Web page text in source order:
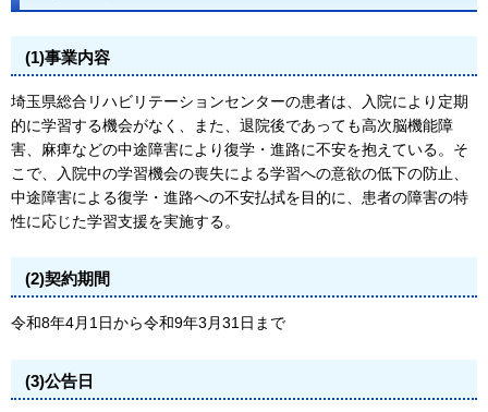
(1)事業内容
埼玉県総合リハビリテーションセンターの患者は、入院により定期
的に学習する機会がなく、また、退院後であっても高次脳機能障
害、麻痺などの中途障害により復学・進路に不安を抱えている。そ
こで、入院中の学習機会の喪失による学習への意欲の低下の防止、
中途障害による復学・進路への不安払拭を目的に、患者の障害の特
性に応じた学習支援を実施する。
(2)契約期間
令和8年4月1日から令和9年3月31日まで
(3)公告日